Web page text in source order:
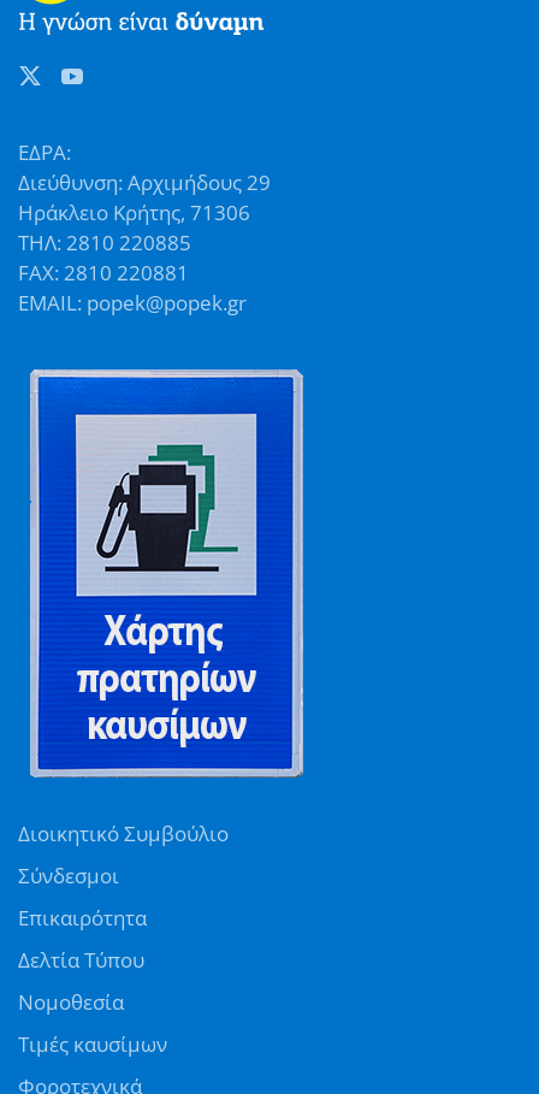
ΕΔΡΑ:
Διεύθυνση: Αρχιμήδους 29
Ηράκλειο Κρήτης, 71306
ΤΗΛ: 2810 220885
FAX: 2810 220881
EMAIL: popek@popek.gr
Διοικητικό Συμβούλιο
Σύνδεσμοι
Επικαιρότητα
Δελτία Τύπου
Νομοθεσία
Τιμές καυσίμων
Φοροτεχνικά